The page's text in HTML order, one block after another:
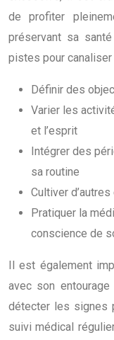
de profiter
préservant sa
pistes pour
Définir des
Varier les
et l’esprit
Intégrer des
sa routine
Cultiver
Pratiquer la
conscience de
Il est également
avec son
détecter les signes
suivi médical